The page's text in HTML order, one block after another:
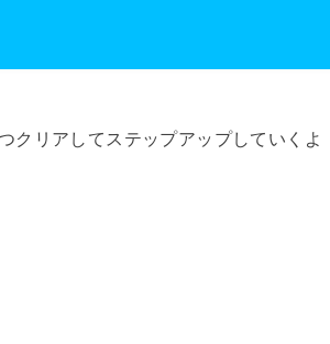
クリアしてステップアップしていくよ